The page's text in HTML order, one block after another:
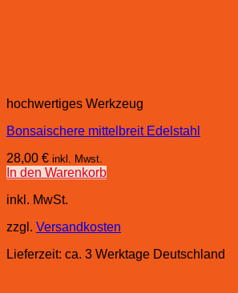
hochwertiges Werkzeug
Bonsaischere mittelbreit Edelstahl
28,00 € inkl. Mwst.
In den Warenkorb
inkl. MwSt.
zzgl. Versandkosten
Lieferzeit: ca. 3 Werktage Deutschland